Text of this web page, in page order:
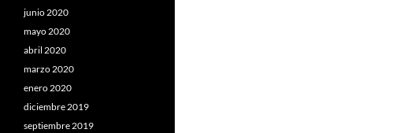
junio 2020
mayo 2020
abril 2020
marzo 2020
enero 2020
diciembre 2019
septiembre 2019